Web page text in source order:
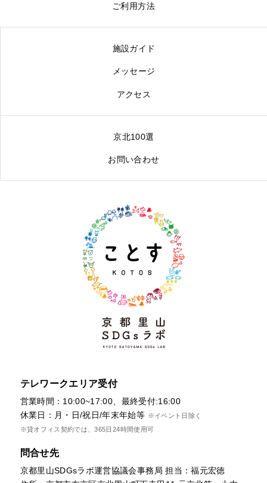
ご利用方法
施設ガイド
メッセージ
アクセス
京北100選
お問い合わせ
テレワークエリア受付
営業時間：10:00~17:00、最終受付:16:00
休業日：月・日/祝日/年末年始等 ※イベント日除く
※貸オフィス契約では、365日24時間使用可
問合せ先
京都里山SDGsラボ運営協議会事務局 担当：福元宏徳